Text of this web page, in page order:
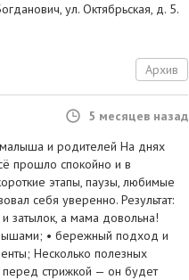
ул. Октябрьская, д. 5.
Архив
5 месяцев назад
и родителей На днях
прошло спокойно и в
этапы, паузы, любимые
себя уверенно. Результат:
и затылок, а мама довольна!
• бережный подход и
Несколько полезных
стрижкой — он будет